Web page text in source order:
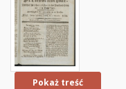
Pokaż treść